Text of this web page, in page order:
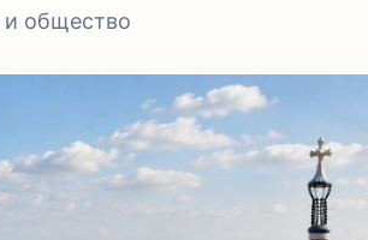
и общество